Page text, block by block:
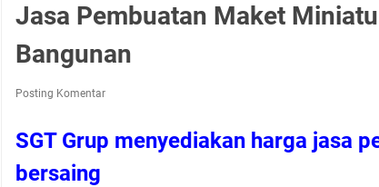
Jasa Pembuatan Maket
Bangunan
Posting Komentar
SGT Grup menyediakan harga jasa
bersaing